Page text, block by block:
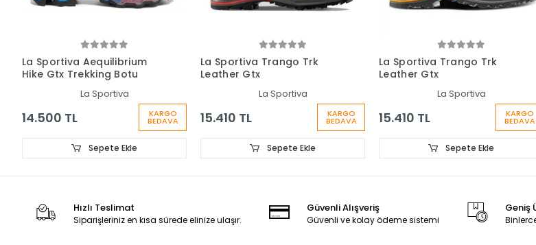
La Sportiva Aequilibrium
Hike Gtx Trekking Botu
La Sportiva
14.500 TL KARGO
BEDAVA
Sepete Ekle
La Sportiva Trango Trk
Leather Gtx
La Sportiva
15.410 TL KARGO
BEDAVA
Sepete Ekle
La Sportiva Trango Trk
Leather Gtx
La Sportiva
15.410 TL KARGO
BEDAVA
Sepete Ekle
Hızlı Teslimat
Siparişleriniz en kısa sürede elinize ulaşır.
Güvenli Alışveriş
Güvenli ve kolay ödeme sistemi
Geniş